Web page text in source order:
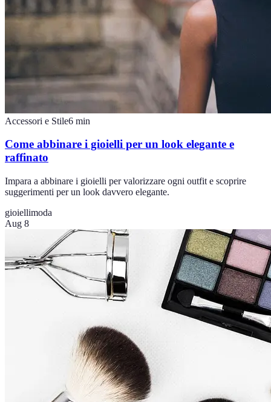
Accessori e Stile6 min
Come abbinare i gioielli per un look elegante e
raffinato
Impara a abbinare i gioielli per valorizzare ogni outfit e scoprire
suggerimenti per un look davvero elegante.
gioiellimoda
Aug 8